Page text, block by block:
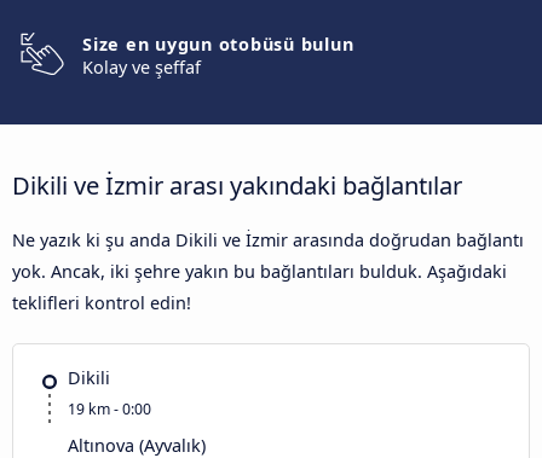
Size en uygun otobüsü bulun
Kolay ve şeffaf
Dikili ve İzmir arası yakındaki bağlantılar
Ne yazık ki şu anda Dikili ve İzmir arasında doğrudan bağlantı
yok. Ancak, iki şehre yakın bu bağlantıları bulduk. Aşağıdaki
teklifleri kontrol edin!
Dikili
19 km - 0:00
Altınova (Ayvalık)